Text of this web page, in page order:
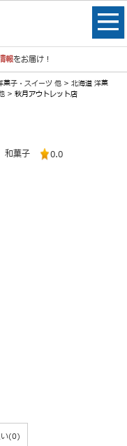
報をお届け！
菓子・スイーツ 他 > 北海道 洋菓
> 秋月アウトレット店
和菓子 0.0
(0)